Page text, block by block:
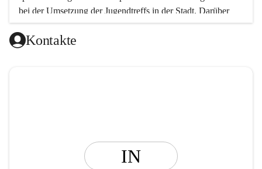
bei der Umsetzung der Jugendtreffs in der Stadt. Darüber
hinaus wurden und werden Projekte und Veranstaltungen in
den Bereichen Jugendkultur, Beteiligung (Partizipation),
Kontakte
IN